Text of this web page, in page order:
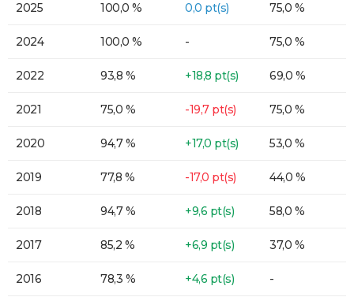
2025 100,0 % 0,0 pt(s) 75,0 %
2024 100,0 % - 75,0 %
2022 93,8 % +18,8 pt(s) 69,0 %
2021 75,0 % -19,7 pt(s) 75,0 %
2020 94,7 % +17,0 pt(s) 53,0 %
2019 77,8 % -17,0 pt(s) 44,0 %
2018 94,7 % +9,6 pt(s) 58,0 %
2017 85,2 % +6,9 pt(s) 37,0 %
2016 78,3 % +4,6 pt(s) -